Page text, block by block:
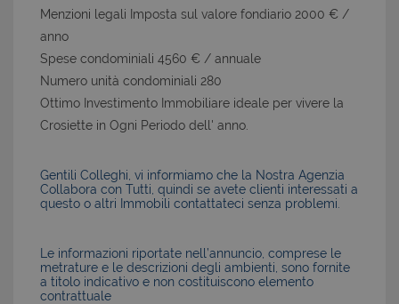
Menzioni legali Imposta sul valore fondiario 2000 € /
anno
Spese condominiali 4560 € / annuale
Numero unità condominiali 280
Ottimo Investimento Immobiliare ideale per vivere la
Crosiette in Ogni Periodo dell' anno.
Gentili Colleghi, vi informiamo che la Nostra Agenzia
Collabora con Tutti, quindi se avete clienti interessati a
questo o altri Immobili contattateci senza problemi.
Le informazioni riportate nell’annuncio, comprese le
metrature e le descrizioni degli ambienti, sono fornite
a titolo indicativo e non costituiscono elemento
contrattuale